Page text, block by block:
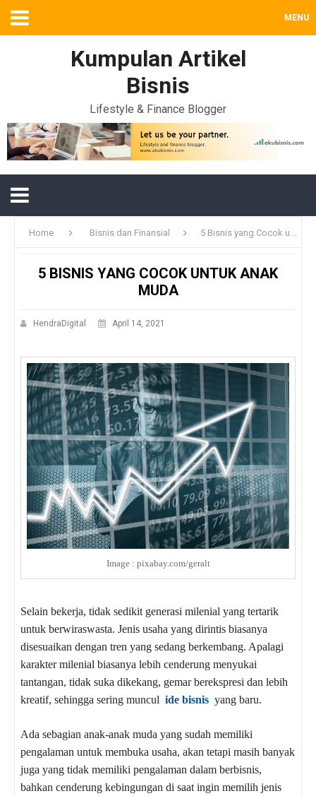
MENU
Kumpulan Artikel
Bisnis
Lifestyle & Finance Blogger
Home Bisnis dan Finansial 5 Bisnis yang Cocok untuk Anak Muda
5 BISNIS YANG COCOK UNTUK ANAK
MUDA
HendraDigital April 14, 2021
Image : pixabay.com/geralt
Selain bekerja, tidak sedikit generasi milenial yang tertarik
untuk berwiraswasta. Jenis usaha yang dirintis biasanya
disesuaikan dengan tren yang sedang berkembang. Apalagi
karakter milenial biasanya lebih cenderung menyukai
tantangan, tidak suka dikekang, gemar berekspresi dan lebih
kreatif, sehingga sering muncul ide bisnis yang baru.
Ada sebagian anak-anak muda yang sudah memiliki
pengalaman untuk membuka usaha, akan tetapi masih banyak
juga yang tidak memiliki pengalaman dalam berbisnis,
bahkan cenderung kebingungan di saat ingin memilih jenis